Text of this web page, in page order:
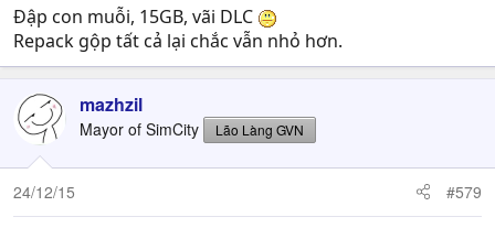
Đập con muỗi, 15GB, vãi DLC
Repack gộp tất cả lại chắc vẫn nhỏ hơn.
mazhzil
Mayor of SimCity Lão Làng GVN
24/12/15 #579